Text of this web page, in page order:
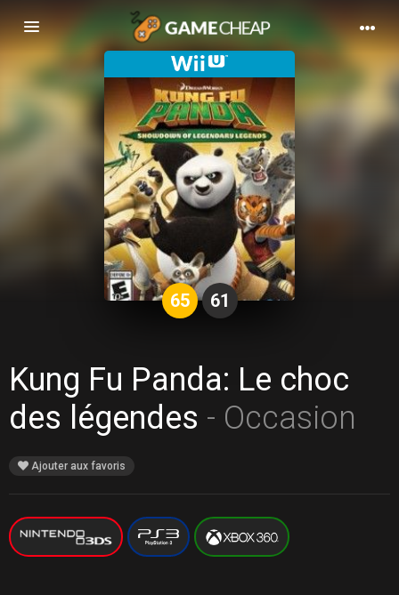
Basculer
la
navigation
65 61
Kung Fu Panda: Le choc
des légendes - Occasion
Ajouter aux favoris